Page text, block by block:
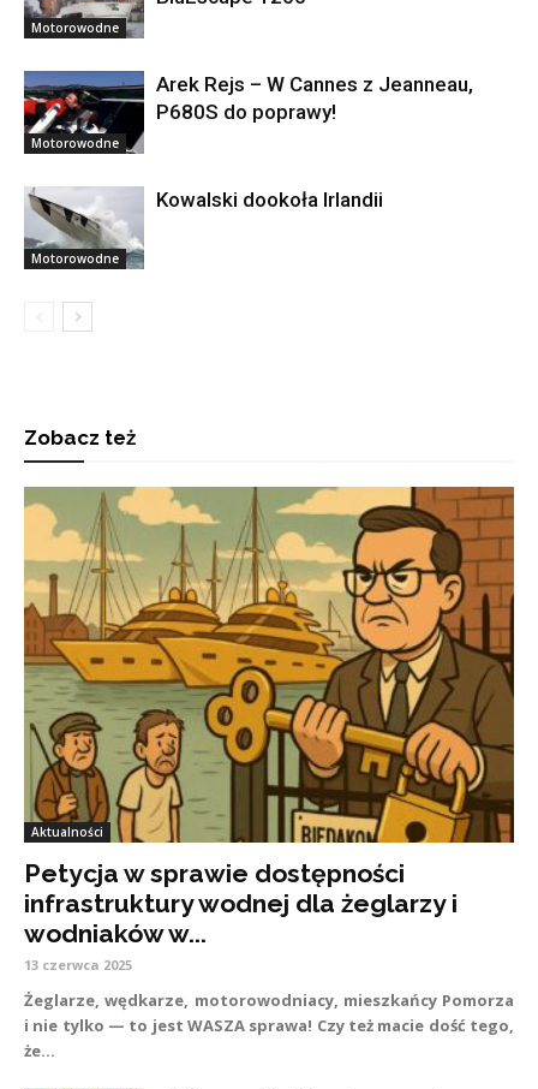
Motorowodne
Motorowodne
Arek Rejs – W Cannes z Jeanneau,
P680S do poprawy!
Motorowodne
Kowalski dookoła Irlandii
Zobacz też
Aktualności
Petycja w sprawie dostępności
infrastruktury wodnej dla żeglarzy i
wodniaków w...
13 czerwca 2025
Żeglarze, wędkarze, motorowodniacy, mieszkańcy Pomorza
i nie tylko — to jest WASZA sprawa! Czy też macie dość tego,
że...